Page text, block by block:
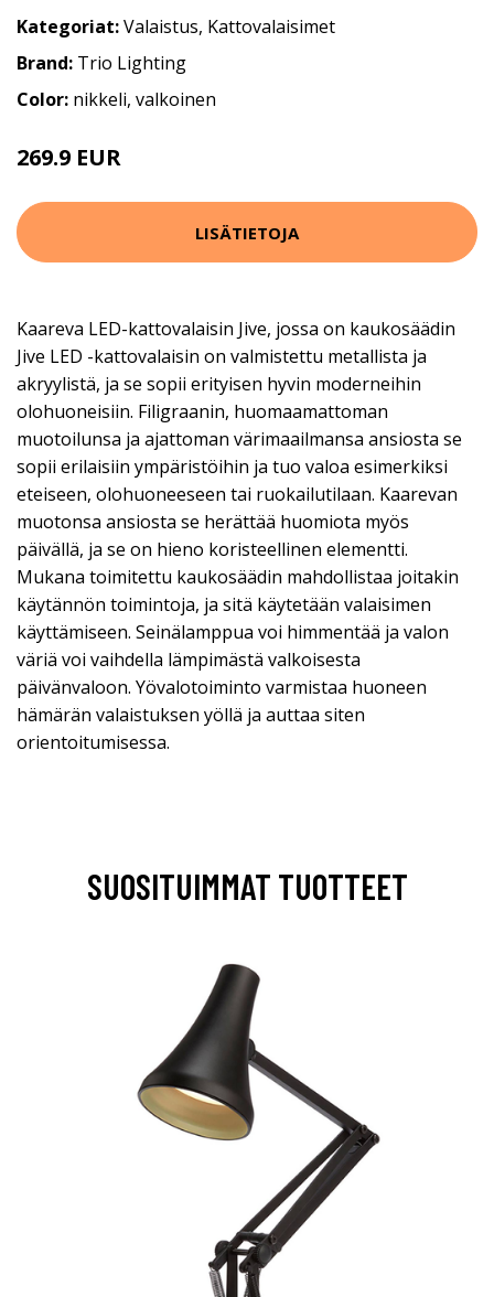
Kategoriat:Valaistus, Kattovalaisimet
Brand: Trio Lighting
Color: nikkeli, valkoinen
269.9 EUR
LISÄTIETOJA
Kaareva LED-kattovalaisin Jive, jossa on kaukosäädin
Jive LED -kattovalaisin on valmistettu metallista ja
akryylistä, ja se sopii erityisen hyvin moderneihin
olohuoneisiin. Filigraanin, huomaamattoman
muotoilunsa ja ajattoman värimaailmansa ansiosta se
sopii erilaisiin ympäristöihin ja tuo valoa esimerkiksi
eteiseen, olohuoneeseen tai ruokailutilaan. Kaarevan
muotonsa ansiosta se herättää huomiota myös
päivällä, ja se on hieno koristeellinen elementti.
Mukana toimitettu kaukosäädin mahdollistaa joitakin
käytännön toimintoja, ja sitä käytetään valaisimen
käyttämiseen. Seinälamppua voi himmentää ja valon
väriä voi vaihdella lämpimästä valkoisesta
päivänvaloon. Yövalotoiminto varmistaa huoneen
hämärän valaistuksen yöllä ja auttaa siten
orientoitumisessa.
SUOSITUIMMAT TUOTTEET